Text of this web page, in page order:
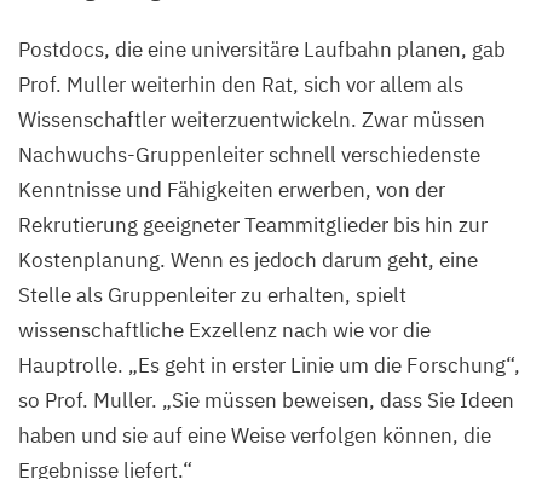
Postdocs, die eine universitäre Laufbahn planen, gab
Prof. Muller weiterhin den Rat, sich vor allem als
Wissenschaftler weiterzuentwickeln. Zwar müssen
Nachwuchs-Gruppenleiter schnell verschiedenste
Kenntnisse und Fähigkeiten erwerben, von der
Rekrutierung geeigneter Teammitglieder bis hin zur
Kostenplanung. Wenn es jedoch darum geht, eine
Stelle als Gruppenleiter zu erhalten, spielt
wissenschaftliche Exzellenz nach wie vor die
Hauptrolle. „Es geht in erster Linie um die Forschung“,
so Prof. Muller. „Sie müssen beweisen, dass Sie Ideen
haben und sie auf eine Weise verfolgen können, die
Ergebnisse liefert.“